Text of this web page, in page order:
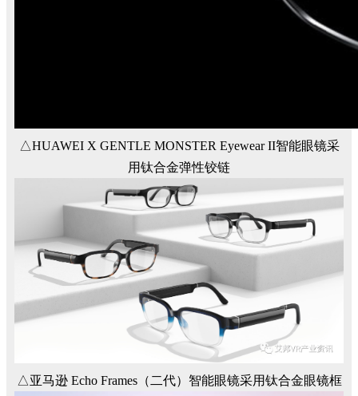
△HUAWEI X GENTLE MONSTER Eyewear II智能眼镜采
用钛合金弹性铰链
△亚马逊 Echo Frames（二代）智能眼镜采用钛合金眼镜框